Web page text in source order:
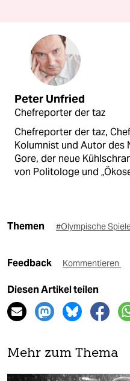
Peter Unfried
Chefreporter der taz
Chefreporter der taz,
Kolumnist und Autor des
Gore, der neue
von Politologe und
Themen #Olympische
Feedback Kommentieren
Diesen Artikel teilen
Mehr zum Thema